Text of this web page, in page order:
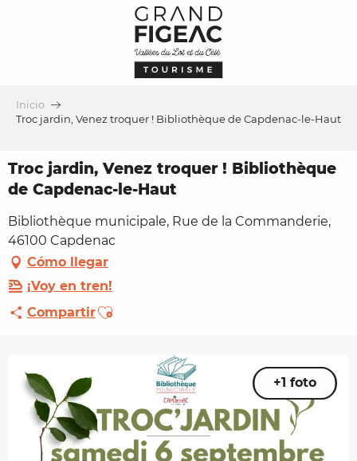
Inicio
Troc jardin, Venez troquer ! Bibliothèque de Capdenac-le-Haut
Troc jardin, Venez troquer ! Bibliothèque
de Capdenac-le-Haut
Bibliothèque municipale, Rue de la Commanderie,
46100 Capdenac
Cómo llegar
¡Voy en tren!
CompartirAjouter aux favoris
+1 foto